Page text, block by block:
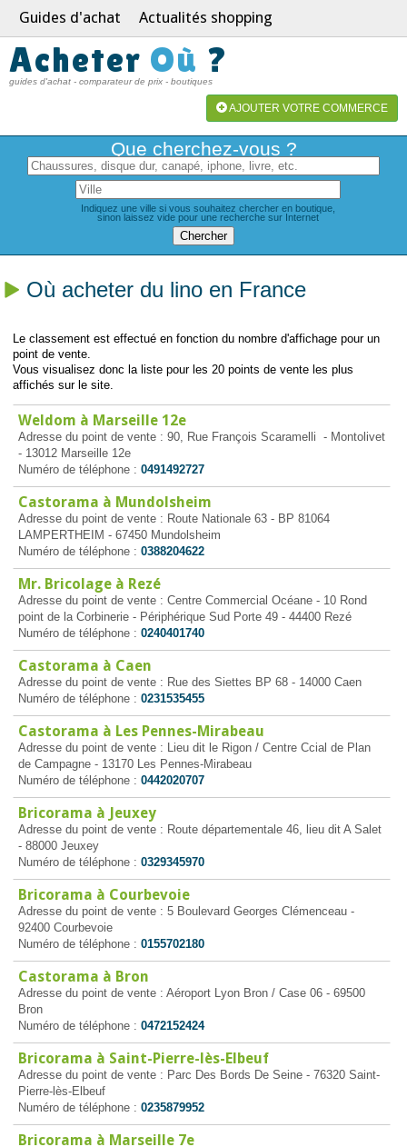
Guides d'achat Actualités shopping
Acheter Où ?
guides d'achat - comparateur de prix - boutiques
AJOUTER VOTRE COMMERCE
Que cherchez-vous ?
Indiquez une ville si vous souhaitez chercher en boutique,
sinon laissez vide pour une recherche sur Internet
Où acheter du lino en France
Le classement est effectué en fonction du nombre d'affichage pour un
point de vente.
Vous visualisez donc la liste pour les 20 points de vente les plus
affichés sur le site.
Weldom à Marseille 12e
Adresse du point de vente : 90, Rue François Scaramelli - Montolivet
- 13012 Marseille 12e
Numéro de téléphone : 0491492727
Castorama à Mundolsheim
Adresse du point de vente : Route Nationale 63 - BP 81064
LAMPERTHEIM - 67450 Mundolsheim
Numéro de téléphone : 0388204622
Mr. Bricolage à Rezé
Adresse du point de vente : Centre Commercial Océane - 10 Rond
point de la Corbinerie - Périphérique Sud Porte 49 - 44400 Rezé
Numéro de téléphone : 0240401740
Castorama à Caen
Adresse du point de vente : Rue des Siettes BP 68 - 14000 Caen
Numéro de téléphone : 0231535455
Castorama à Les Pennes-Mirabeau
Adresse du point de vente : Lieu dit le Rigon / Centre Ccial de Plan
de Campagne - 13170 Les Pennes-Mirabeau
Numéro de téléphone : 0442020707
Bricorama à Jeuxey
Adresse du point de vente : Route départementale 46, lieu dit A Salet
- 88000 Jeuxey
Numéro de téléphone : 0329345970
Bricorama à Courbevoie
Adresse du point de vente : 5 Boulevard Georges Clémenceau -
92400 Courbevoie
Numéro de téléphone : 0155702180
Castorama à Bron
Adresse du point de vente : Aéroport Lyon Bron / Case 06 - 69500
Bron
Numéro de téléphone : 0472152424
Bricorama à Saint-Pierre-lès-Elbeuf
Adresse du point de vente : Parc Des Bords De Seine - 76320 Saint-
Pierre-lès-Elbeuf
Numéro de téléphone : 0235879952
Bricorama à Marseille 7e